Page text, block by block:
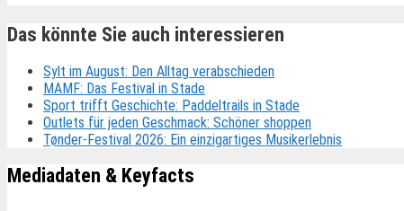
Das könnte Sie auch interessieren
Sylt im August: Den Alltag verabschieden
MAMF: Das Festival in Stade
Sport trifft Geschichte: Paddeltrails in Stade
Outlets für jeden Geschmack: Schöner shoppen
Tønder-Festival 2026: Ein einzigartiges Musikerlebnis
Mediadaten & Keyfacts